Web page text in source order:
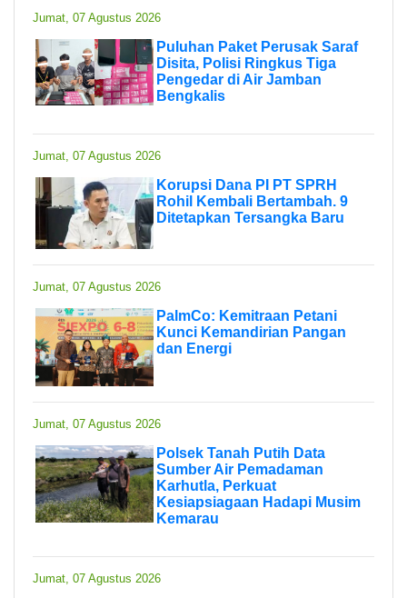
Jumat, 07 Agustus 2026
Puluhan Paket Perusak Saraf
Disita, Polisi Ringkus Tiga
Pengedar di Air Jamban
Bengkalis
Jumat, 07 Agustus 2026
Korupsi Dana PI PT SPRH
Rohil Kembali Bertambah. 9
Ditetapkan Tersangka Baru
Jumat, 07 Agustus 2026
PalmCo: Kemitraan Petani
Kunci Kemandirian Pangan
dan Energi
Jumat, 07 Agustus 2026
Polsek Tanah Putih Data
Sumber Air Pemadaman
Karhutla, Perkuat
Kesiapsiagaan Hadapi Musim
Kemarau
Jumat, 07 Agustus 2026